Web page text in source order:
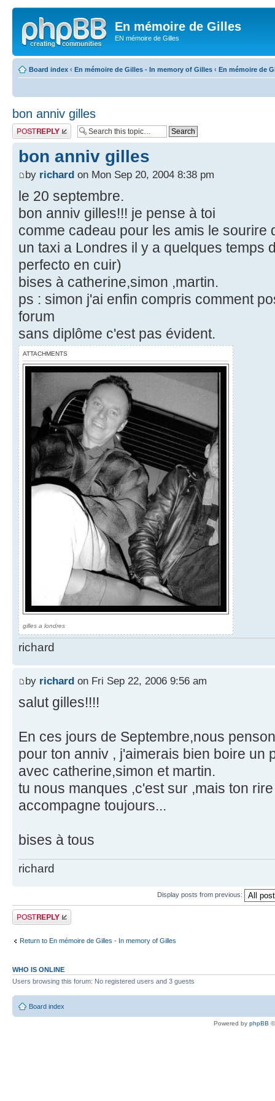
En mémoire de Gilles
EN mémoire de Gilles
Board index ‹ En mémoire de Gilles - In memory of Gilles ‹ En mémoire de
bon anniv gilles
Post a reply
bon anniv gilles
by richard on Mon Sep 20, 2004 8:38 pm
le 20 septembre.
bon anniv gilles!!! je pense à toi
comme cadeau pour les amis le sourire
un taxi a Londres il y a quelques temps
perfecto en cuir)
bises à catherine,simon ,martin.
ps : simon j'ai enfin compris comment
forum
sans diplôme c'est pas évident.
ATTACHMENTS
gilles a londres
richard
by richard on Fri Sep 22, 2006 9:56 am
salut gilles!!!!
En ces jours de Septembre,nous
pour ton anniv , j'aimerais bien boire un
avec catherine,simon et martin.
tu nous manques ,c'est sur ,mais ton
accompagne toujours...
bises à tous
richard
Display posts from previous:
Post a reply
Return to En mémoire de Gilles - In memory of Gilles
WHO IS ONLINE
Users browsing this forum: No registered users and 3 guests
Board index
Powered by phpBB